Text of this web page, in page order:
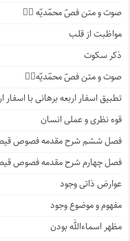
صوت و متن فصّ محمّدیّه ۲️⃣
مواظبت از قلب
ذکر سکوت
صوت و متن فصّ محمّدیّه۱️⃣
تطبیق اسفار اربعه برهانی با
قوه نظری و عملی انسان
فصل ششم شرح مقدمه فصوص
فصل چهارم شرح مقدمه فصوص
عوارض ذاتی وجود
مفهوم و موضوع وجود
مظهر اسماءالله بودن